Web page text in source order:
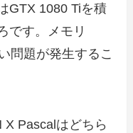
GTX 1080 Tiを積
です。メモリ
問題が発生するこ
X Pascalはどちら